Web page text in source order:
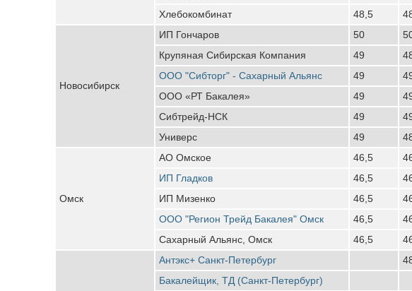
Хлебокомбинат
48,5
Новосибирск
ИП Гончаров 50
Крупяная Сибирская Компания
49
ООО "Сибторг" - Сахарный Альянс
49
ООО «РТ Бакалея»
49
Сибтрейд-НСК
49
Универс
49
Омск
АО Омское 46,5
ИП Гладков
46,5
ИП Мизенко
46,5
ООО "Регион Трейд Бакалея" Омск
46,5
Сахарный Альянс, Омск
46,5
Антэкс+ Санкт-Петербург
Бакалейщик, ТД (Санкт-Петербург)